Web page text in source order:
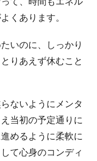
くあります。
いのに、しっかり
りあえず休むこと
ないようにメンタ
当初の予定通りに
めるように柔軟に
て心身のコンディ